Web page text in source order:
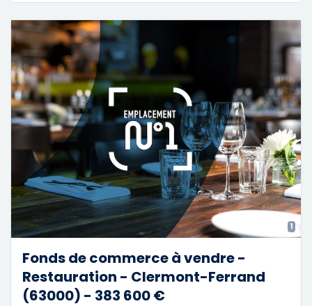
1
Fonds de commerce à vendre -
Restauration - Clermont-Ferrand
(63000) - 383 600 €